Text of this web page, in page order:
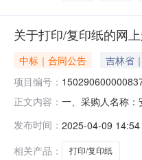
关于打印/复印纸的网
中标｜合同公告 吉林省
项目编号：
正文内容： 一、采购人名称
量单价(元)总价(
发布时间： 2025-04-09 14:54
相关产品：
打印/复印纸